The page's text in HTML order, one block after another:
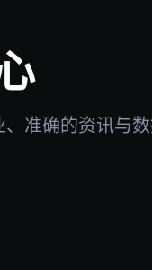
准确的资讯与